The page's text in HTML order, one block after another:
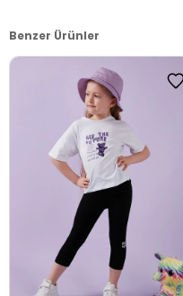
Benzer Ürünler